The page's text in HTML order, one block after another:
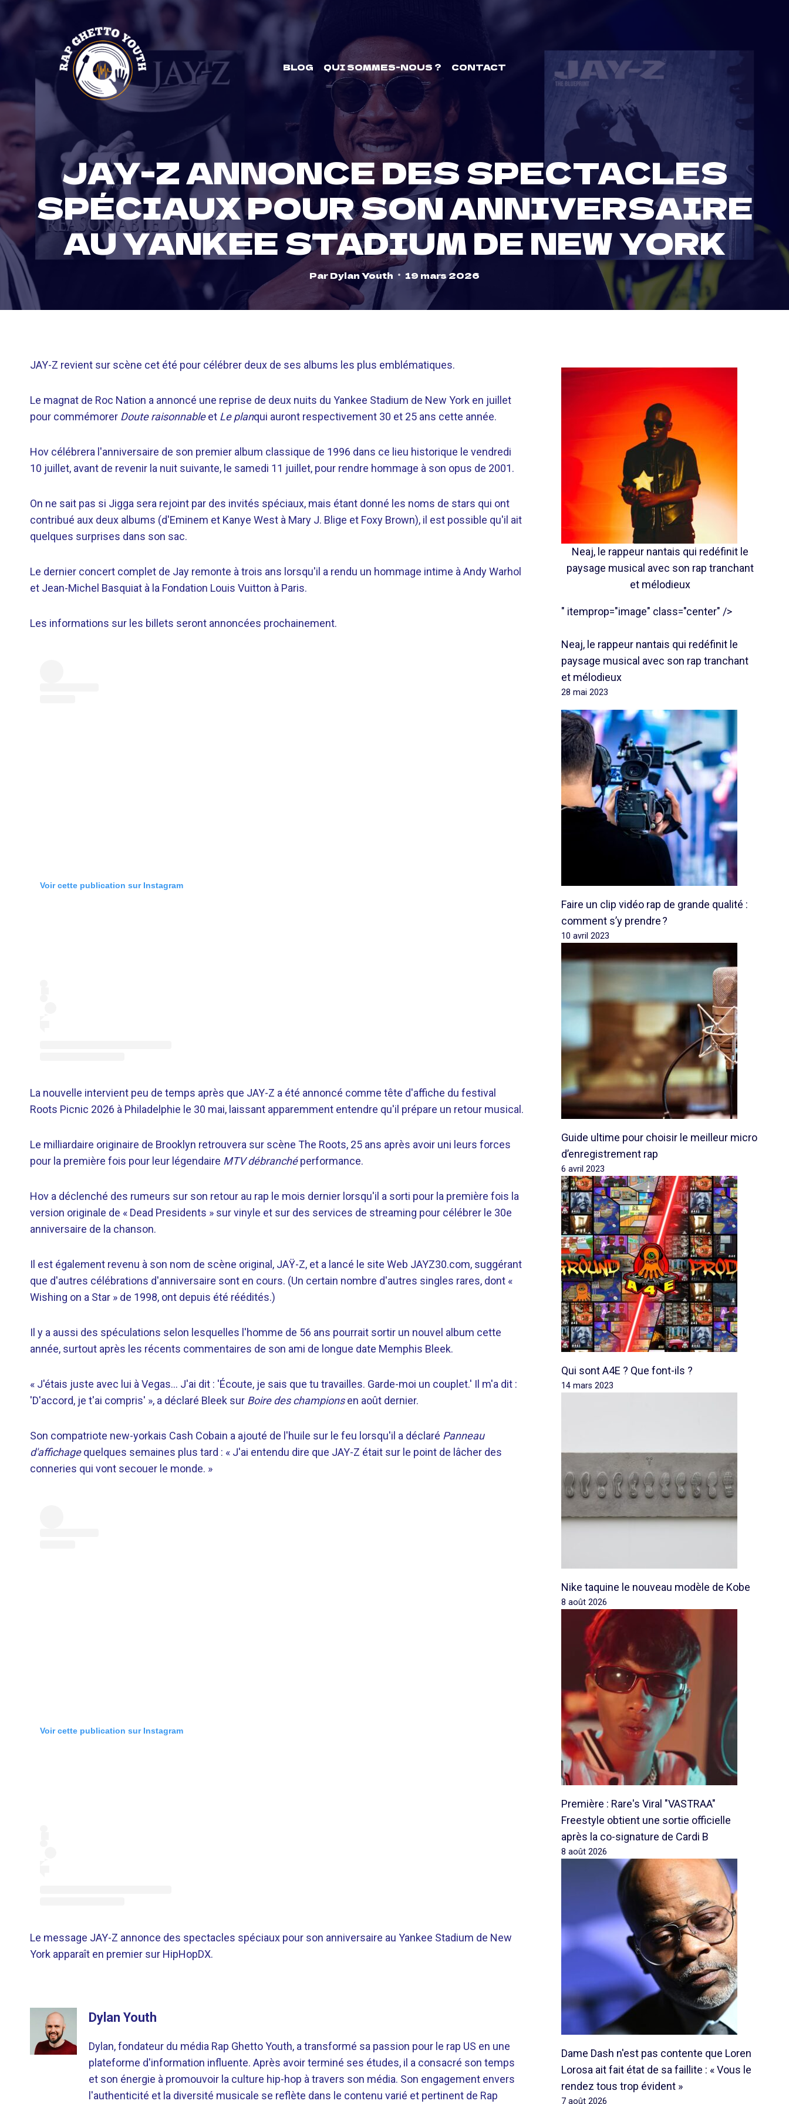
Skip
to
content
BLOG QUI SOMMES-NOUS ? CONTACT
JAY-Z ANNONCE DES SPECTACLES
SPÉCIAUX POUR SON ANNIVERSAIRE
AU YANKEE STADIUM DE NEW YORK
ParDylan Youth 19 mars 2026
JAY-Z revient sur scène cet été pour célébrer deux de ses albums les plus emblématiques.
Le magnat de Roc Nation a annoncé une reprise de deux nuits du Yankee Stadium de New York en juillet
pour commémorer Doute raisonnableet Le planqui auront respectivement 30 et 25 ans cette année.
Hov célébrera l'anniversaire de son premier album classique de 1996 dans ce lieu historique le vendredi
10 juillet, avant de revenir la nuit suivante, le samedi 11 juillet, pour rendre hommage à son opus de 2001.
On ne sait pas si Jigga sera rejoint par des invités spéciaux, mais étant donné les noms de stars qui ont
contribué aux deux albums (d'Eminem et Kanye West à Mary J. Blige et Foxy Brown), il est possible qu'il ait
quelques surprises dans son sac.
Le dernier concert complet de Jay remonte à trois ans lorsqu'il a rendu un hommage intime à Andy Warhol
et Jean-Michel Basquiat à la Fondation Louis Vuitton à Paris.
Les informations sur les billets seront annoncées prochainement.
Voir cette publication sur Instagram
La nouvelle intervient peu de temps après que JAY-Z a été annoncé comme tête d'affiche du festival
Roots Picnic 2026 à Philadelphie le 30 mai, laissant apparemment entendre qu'il prépare un retour musical.
Le milliardaire originaire de Brooklyn retrouvera sur scène The Roots, 25 ans après avoir uni leurs forces
pour la première fois pour leur légendaire MTV débranchéperformance.
Hov a déclenché des rumeurs sur son retour au rap le mois dernier lorsqu'il a sorti pour la première fois la
version originale de « Dead Presidents » sur vinyle et sur des services de streaming pour célébrer le 30e
anniversaire de la chanson.
Il est également revenu à son nom de scène original, JAŸ-Z, et a lancé le site Web JAYZ30.com, suggérant
que d'autres célébrations d'anniversaire sont en cours. (Un certain nombre d'autres singles rares, dont «
Wishing on a Star » de 1998, ont depuis été réédités.)
Il y a aussi des spéculations selon lesquelles l'homme de 56 ans pourrait sortir un nouvel album cette
année, surtout après les récents commentaires de son ami de longue date Memphis Bleek.
« J'étais juste avec lui à Vegas… J'ai dit : 'Écoute, je sais que tu travailles. Garde-moi un couplet.' Il m'a dit :
'D'accord, je t'ai compris' », a déclaré Bleek sur Boire des championsen août dernier.
Son compatriote new-yorkais Cash Cobain a ajouté de l'huile sur le feu lorsqu'il a déclaré Panneau
d'affichagequelques semaines plus tard : « J'ai entendu dire que JAY-Z était sur le point de lâcher des
conneries qui vont secouer le monde. »
Voir cette publication sur Instagram
Le message JAY-Z annonce des spectacles spéciaux pour son anniversaire au Yankee Stadium de New
York apparaît en premier sur HipHopDX.
Dylan Youth
Dylan, fondateur du média Rap Ghetto Youth, a transformé sa passion pour le rap US en une
plateforme d'information influente. Après avoir terminé ses études, il a consacré son temps
et son énergie à promouvoir la culture hip-hop à travers son média. Son engagement envers
l'authenticité et la diversité musicale se reflète dans le contenu varié et pertinent de Rap
Neaj, le rappeur nantais qui redéfinit le
paysage musical avec son rap tranchant
et mélodieux
" itemprop="image" class="center" />
Neaj, le rappeur nantais qui redéfinit le
paysage musical avec son rap tranchant
et mélodieux
28 mai 2023
Faire un clip vidéo rap de grande qualité :
comment s’y prendre ?
10 avril 2023
Guide ultime pour choisir le meilleur micro
d’enregistrement rap
6 avril 2023
Qui sont A4E ? Que font-ils ?
14 mars 2023
Nike taquine le nouveau modèle de Kobe
8 août 2026
Première : Rare's Viral "VASTRAA"
Freestyle obtient une sortie officielle
après la co-signature de Cardi B
8 août 2026
Dame Dash n'est pas contente que Loren
Lorosa ait fait état de sa faillite : « Vous le
rendez tous trop évident »
7 août 2026